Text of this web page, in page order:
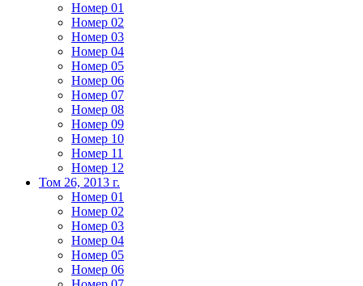
Номер 01
Номер 02
Номер 03
Номер 04
Номер 05
Номер 06
Номер 07
Номер 08
Номер 09
Номер 10
Номер 11
Номер 12
Том 26, 2013 г.
Номер 01
Номер 02
Номер 03
Номер 04
Номер 05
Номер 06